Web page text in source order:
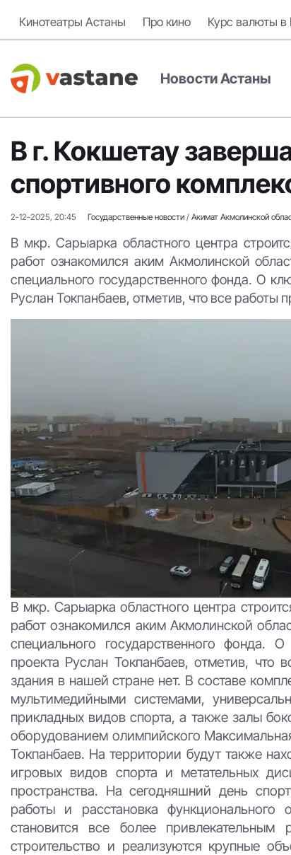
Кинотеатры Астаны Про кино Курс валюты в
Новости Астаны
В г. Кокшетау
спортивного
2-12-2025, 20:45 Государственные новости / Акимат Акмолинской
В мкр. Сарыарка областного центра
работ ознакомился аким Акмолинской
специального государственного фонда. О
Руслан Токпанбаев, отметив, что все
В мкр. Сарыарка областного центра
работ ознакомился аким Акмолинской
специального государственного фонда.
проекта Руслан Токпанбаев, отметив,
здания в нашей стране нет. В составе
мультимедийными системами,
прикладных видов спорта, а также залы
оборудованием олимпийского
Токпанбаев. На территории будут также
игровых видов спорта и метательных
пространства. На сегодняшний день
работы и расстановка
становится все более привлекательным
строительство и реализуются крупные